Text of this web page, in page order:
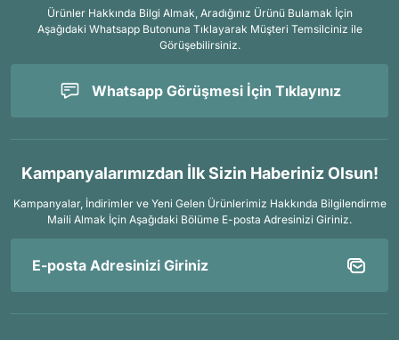
Ürünler Hakkında Bilgi Almak, Aradığınız Ürünü Bulamak İçin
Aşağıdaki Whatsapp Butonuna Tıklayarak Müşteri Temsilciniz ile
Görüşebilirsiniz.
Whatsapp Görüşmesi İçin Tıklayınız
Kampanyalarımızdan İlk Sizin Haberiniz Olsun!
Kampanyalar, İndirimler ve Yeni Gelen Ürünlerimiz Hakkında Bilgilendirme
Maili Almak İçin Aşağıdaki Bölüme E-posta Adresinizi Giriniz.